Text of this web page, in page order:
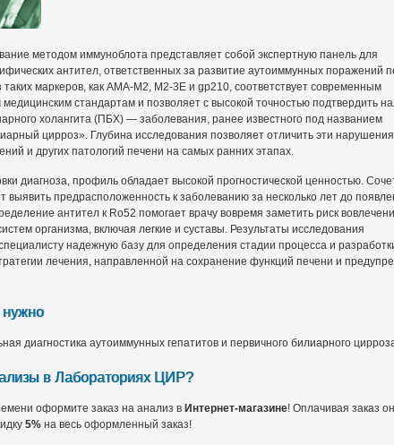
методом иммуноблота представляет собой экспертную панель для
антител, ответственных за развитие аутоиммунных поражений
таких маркеров, как AMA-M2, M2-3E и gp210, соответствует современным
стандартам и позволяет с высокой точностью подтвердить
холангита (ПБХ) — заболевания, ранее известного под названием
цирроз». Глубина исследования позволяет отличить эти
и других патологий печени на самых ранних этапах.
диагноза, профиль обладает высокой прогностической ценностью.
выявить предрасположенность к заболеванию за несколько лет до
антител к Ro52 помогает врачу вовремя заметить риск
организма, включая легкие и суставы. Результаты исследования
надежную базу для определения стадии процесса и
лечения, направленной на сохранение функций печени и
нужно
диагностика аутоиммунных гепатитов и первичного билиарного
в Лабораториях ЦИР?
оформите заказ на анализ в Интернет-магазине! Оплачивая заказ
5% на весь оформленный заказ!